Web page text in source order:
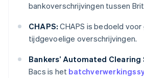
bankoverschrijvingen tussen
CHAPS: CHAPS is bedoeld
tijdgevoelige overschrijvingen.
Bankers’ Automated Clearing
Bacs is het